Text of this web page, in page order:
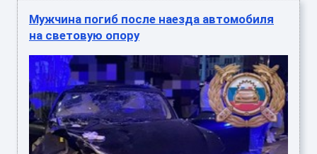
Мужчина погиб после наезда автомобиля
на световую опору